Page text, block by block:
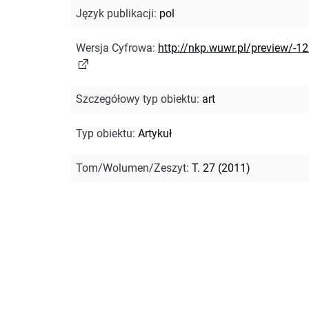
Język publikacji: pol
Wersja Cyfrowa: http://nkp.wuwr.pl/preview/-
Szczegółowy typ obiektu: art
Typ obiektu: Artykuł
Tom/Wolumen/Zeszyt: T. 27 (2011)